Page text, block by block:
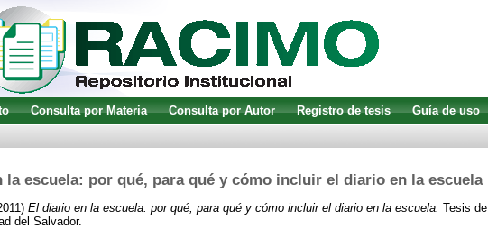
Consulta por Materia Consulta por Autor Registro de tesis Guía de uso
la escuela: por qué, para qué y cómo incluir el diario en la escuela
El diario en la escuela: por qué, para qué y cómo incluir el diario en la escuela. Tesis de
del Salvador.